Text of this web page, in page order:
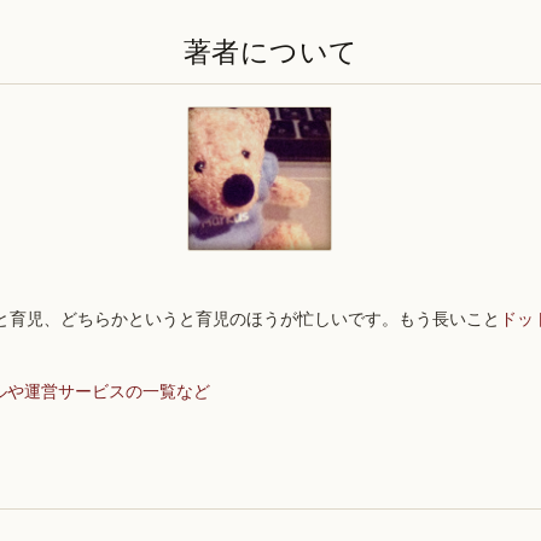
著者について
育児、どちらかというと育児のほうが忙しいです。もう長いこと ド
や運営サービスの一覧など